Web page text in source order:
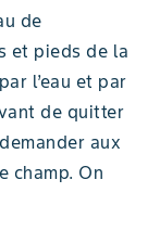
de
et pieds de la
l’eau et par
de quitter
aux
champ. On